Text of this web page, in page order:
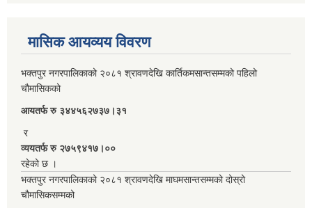
मासिक आयव्यय विवरण
भक्तपुर नगरपालिकाको २०८१ श्रावणदेखि कार्तिकमसान्तसम्मको पहिलो
चौमासिकको
आयतर्फ रु‌ ३४४५६२७३७।३१
र
व्ययतर्फ रु २७५९४१७।००
रहेको छ ।
भक्तपुर नगरपालिकाको २०८१ श्रावणदेखि माघमसान्तसम्मको दोस्रो
चौमासिकसम्मको